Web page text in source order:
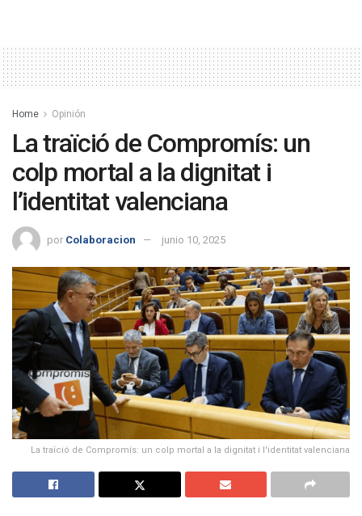
Home Opinión
La traïció de Compromís: un
colp mortal a la dignitat i
l’identitat valenciana
por Colaboracion junio 10, 2025
La traïció de Compromís: un colp mortal a la dignitat i l'identitat valenciana